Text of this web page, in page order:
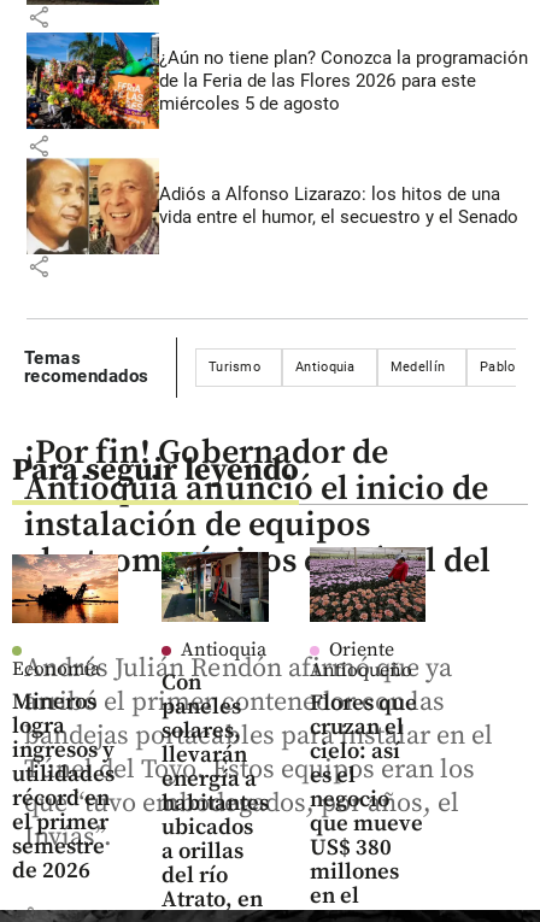
share
¿Aún no tiene plan? Conozca la programación
de la Feria de las Flores 2026 para este
miércoles 5 de agosto
share
Adiós a Alfonso Lizarazo: los hitos de una
vida entre el humor, el secuestro y el Senado
share
Temas
recomendados
Turismo Antioquia Medellín Pablo
Para seguir leyendo
Economía
Mineros
logra
ingresos y
utilidades
récord en
el primer
semestre
de 2026
Antioquia
Con
paneles
solares,
llevarán
energía a
habitantes
ubicados
a orillas
del río
Atrato, en
Oriente
Antioqueño
Flores que
cruzan el
cielo: así
es el
negocio
que mueve
US$ 380
millones
en el
¡Por fin! Gobernador de
Antioquia anunció el inicio de
instalación de equipos
electromecánicos en Túnel del
Toyo
Andrés Julián Rendón afirmó que ya
arribó el primer contenedor con las
bandejas portacables para instalar en el
Túnel del Toyo. Estos equipos eran los
que “tuvo embodegados, por años, el
Invías”.